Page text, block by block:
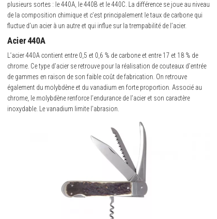
plusieurs sortes : le 440A, le 440B et le 440C. La différence se joue au niveau
de la composition chimique et c’est principalement le taux de carbone qui
fluctue d’un acier à un autre et qui influe sur la trempabilité de l’acier.
Acier 440A
L’acier 440A contient entre 0,5 et 0,6 % de carbone et entre 17 et 18 % de
chrome. Ce type d’acier se retrouve pour la réalisation de couteaux d’entrée
de gammes en raison de son faible coût de fabrication. On retrouve
également du molybdène et du vanadium en forte proportion. Associé au
chrome, le molybdène renforce l’endurance de l’acier et son caractère
inoxydable. Le vanadium limite l’abrasion.